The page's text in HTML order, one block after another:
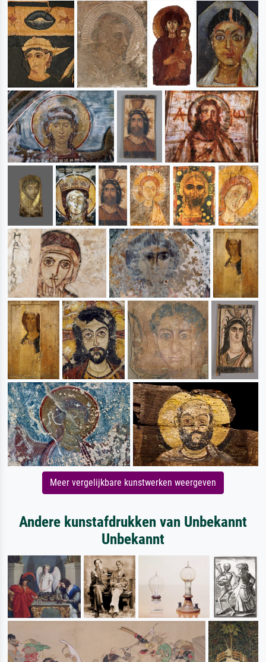
Meer vergelijkbare kunstwerken weergeven
Andere kunstafdrukken van Unbekannt
Unbekannt